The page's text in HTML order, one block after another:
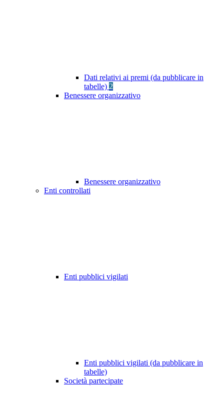
Dati relativi ai premi (da pubblicare in
tabelle) 2
Benessere organizzativo
Benessere organizzativo
Enti controllati
Enti pubblici vigilati
Enti pubblici vigilati (da pubblicare in
tabelle)
Società partecipate